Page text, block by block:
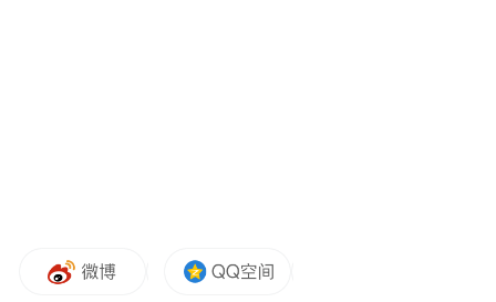
工人新村天桥后